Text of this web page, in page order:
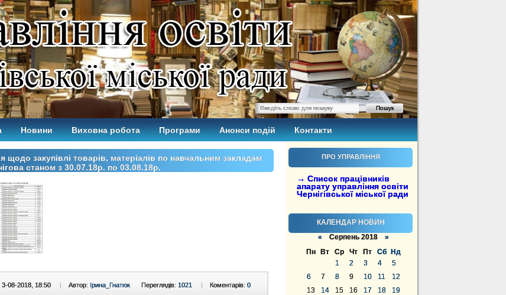
Новини Виховна робота Програми Анонси подій Контакти
ПРО УПРАВЛІННЯ
→ Список працівників
апарату управління освіти
Чернігівської міської ради
КАЛЕНДАР НОВИН
« Серпень 2018 »
Пн
Вт Ср Чт Пт Сб
Нд
1
2 3 4
5
6
7 8 9 10 11
12
13
14 15 16 17 18
19
щодо закупівлі товарів, матеріалів по навчальним закладам
станом з 30.07.18р. по 03.08.18р.
3-08-2018, 18:50 | Автор: Ірина_Гнатюк Коментарів: 0
Переглядів: 1021 |